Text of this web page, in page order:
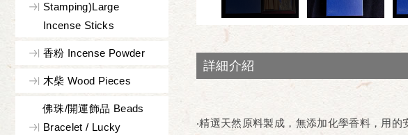
Stamping)Large
Incense Sticks
香粉 Incense Powder
木柴 Wood Pieces
佛珠/開運飾品 Beads
Bracelet / Lucky
詳細介紹
‧精選天然原料製成，無添加化學香料，用的